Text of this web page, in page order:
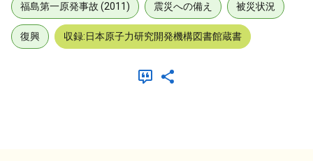
福島第一原発事故 (2011) 震災への備え 被災状況
復興 収録:日本原子力研究開発機構図書館蔵書